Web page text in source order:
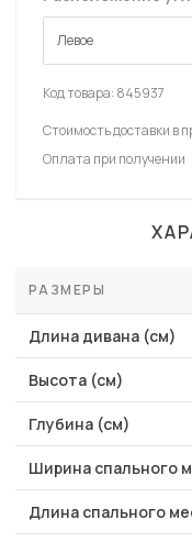
Левое
Левое
Код товара: 845937
Стоимость доставки в
Оплата при получении
РАЗМЕРЫ
Длина дивана (см)
Высота (см)
Глубина (см)
Ширина спального
Длина спального